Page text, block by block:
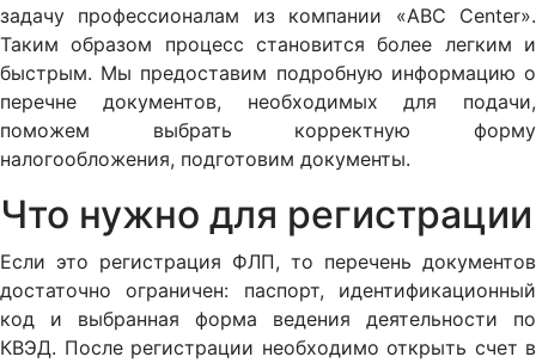
задачу профессионалам из компании «ABC Center».
Таким образом процесс становится более легким и
быстрым. Мы предоставим подробную информацию о
перечне документов, необходимых для подачи,
поможем выбрать корректную форму
налогообложения, подготовим документы.
Что нужно для регистрации
Если это регистрация ФЛП, то перечень документов
достаточно ограничен: паспорт, идентификационный
код и выбранная форма ведения деятельности по
КВЭД. После регистрации необходимо открыть счет в